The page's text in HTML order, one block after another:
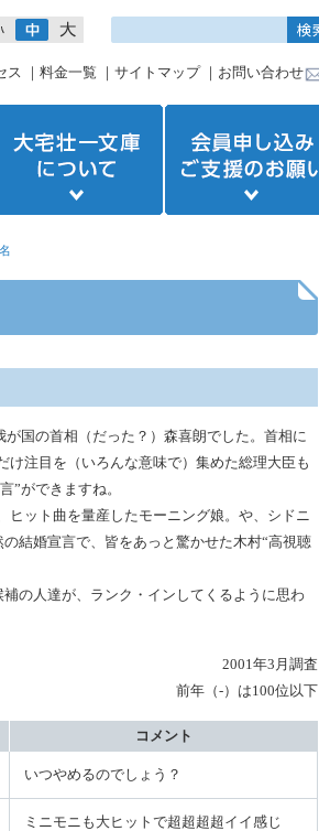
ス ｜ 料金一覧 ｜ サイトマップ｜ お問い合わせ
国の首相（だった？）森喜朗でした。首相に
注目を（いろんな意味で）集めた総理大臣も
”ができますね。
ット曲を量産したモーニング娘。や、シドニ
結婚宣言で、皆をあっと驚かせた木村“高視聴
の人達が、ランク・インしてくるように思わ
2001年3月調査
前年（-）は100位以下
コメント
いつやめるのでしょう？
ミニモニも大ヒットで超超超超イイ感じ